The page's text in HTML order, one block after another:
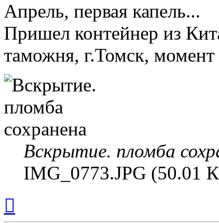
Апрель, первая капель...
Пришел контейнер из
таможня, г.Томск,
Вскрытие. пломба
IMG_0773.JPG (50.01
началу